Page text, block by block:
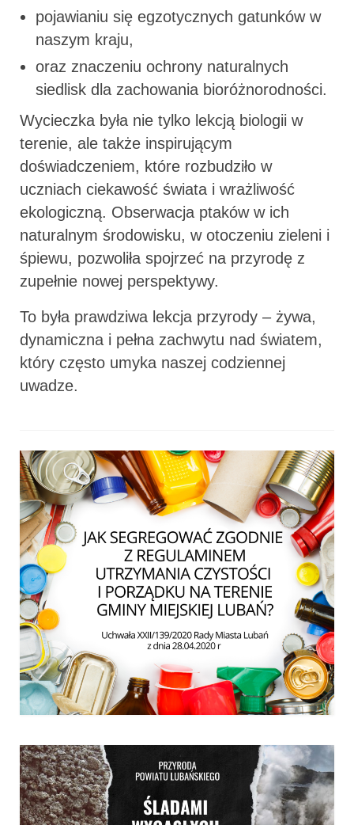
pojawianiu się egzotycznych gatunków w
naszym kraju,
oraz znaczeniu ochrony naturalnych
siedlisk dla zachowania bioróżnorodności.
Wycieczka była nie tylko lekcją biologii w
terenie, ale także inspirującym
doświadczeniem, które rozbudziło w
uczniach ciekawość świata i wrażliwość
ekologiczną. Obserwacja ptaków w ich
naturalnym środowisku, w otoczeniu zieleni i
śpiewu, pozwoliła spojrzeć na przyrodę z
zupełnie nowej perspektywy.
To była prawdziwa lekcja przyrody – żywa,
dynamiczna i pełna zachwytu nad światem,
który często umyka naszej codziennej
uwadze.